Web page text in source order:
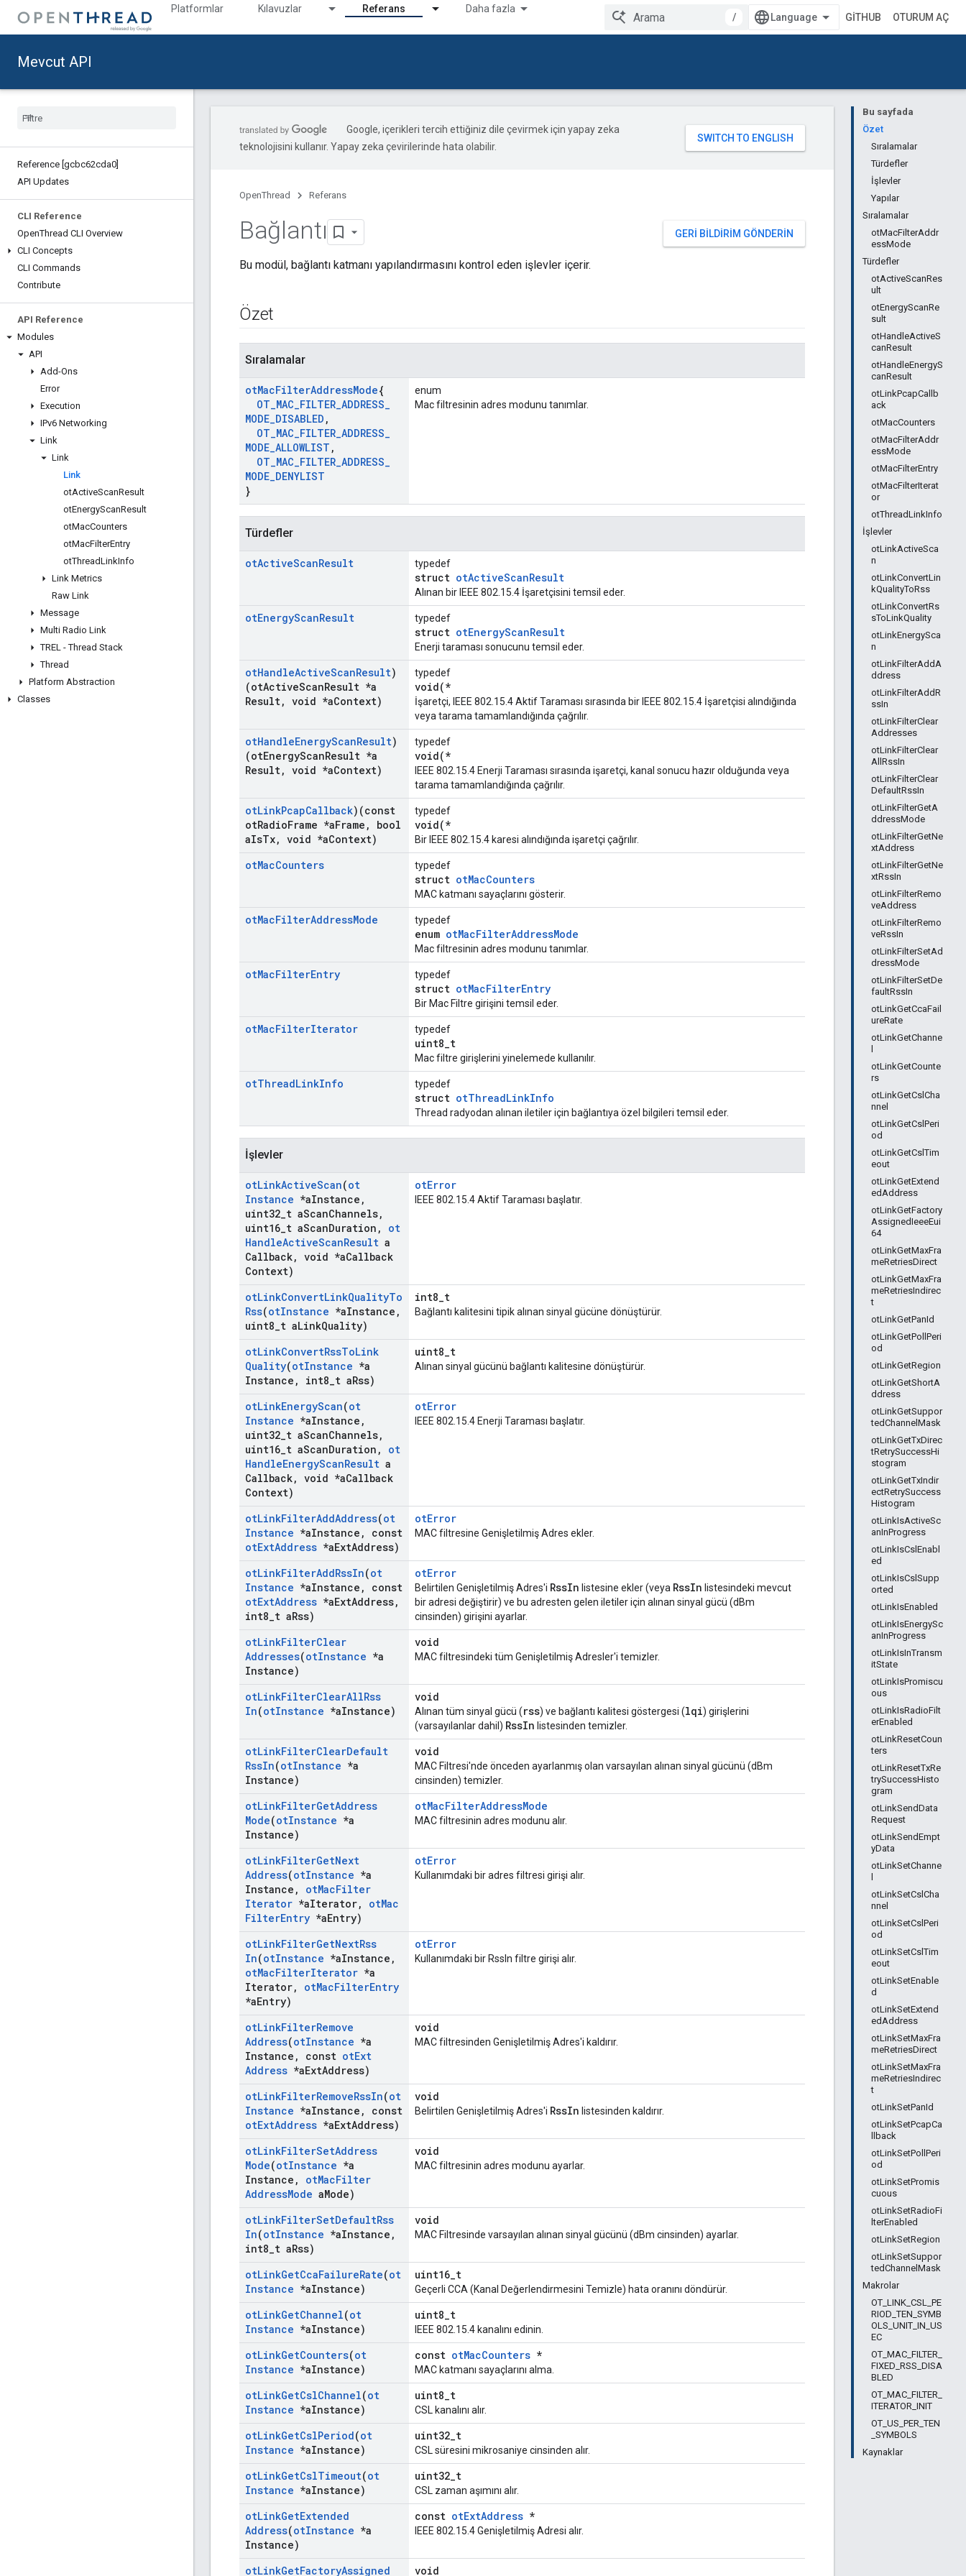
Platformlar Kılavuzlar Referans Daha fazla
/ GITHUB OTURUM AÇ
Mevcut API
Reference [gcbc62cda0]
API Updates
CLI Reference
OpenThread CLI Overview
CLI Concepts
CLI Commands
Contribute
API Reference
Modules
API
Add-Ons
Error
Execution
IPv6 Networking
Link
Link
Link
otActiveScanResult
otEnergyScanResult
otMacCounters
otMacFilterEntry
otThreadLinkInfo
Link Metrics
Raw Link
Message
Multi Radio Link
TREL - Thread Stack
Thread
Platform Abstraction
Classes
Bu sayfada
Özet
Sıralamalar
Türdefler
İşlevler
Yapılar
Sıralamalar
otMacFilterAddr
essMode
Türdefler
otActiveScanRes
ult
otEnergyScanRe
sult
otHandleActiveS
canResult
otHandleEnergyS
canResult
otLinkPcapCallb
ack
otMacCounters
otMacFilterAddr
essMode
otMacFilterEntry
otMacFilterIterat
or
otThreadLinkInfo
İşlevler
otLinkActiveSca
n
otLinkConvertLin
kQualityToRss
otLinkConvertRs
sToLinkQuality
otLinkEnergySca
n
otLinkFilterAddA
ddress
otLinkFilterAddR
ssIn
otLinkFilterClear
Addresses
otLinkFilterClear
AllRssIn
otLinkFilterClear
DefaultRssIn
otLinkFilterGetA
ddressMode
otLinkFilterGetNe
xtAddress
otLinkFilterGetNe
xtRssIn
otLinkFilterRemo
veAddress
otLinkFilterRemo
veRssIn
otLinkFilterSetAd
dressMode
otLinkFilterSetDe
faultRssIn
otLinkGetCcaFail
ureRate
otLinkGetChanne
otLinkGetCounte
rs
otLinkGetCslCha
nnel
otLinkGetCslPeri
od
otLinkGetCslTim
eout
otLinkGetExtend
edAddress
otLinkGetFactory
AssignedIeeeEui
64
otLinkGetMaxFra
meRetriesDirect
otLinkGetMaxFra
meRetriesIndirec
t
otLinkGetPanId
otLinkGetPollPeri
od
otLinkGetRegion
otLinkGetShortA
ddress
otLinkGetSuppor
tedChannelMask
otLinkGetTxDirec
tRetrySuccessHi
stogram
otLinkGetTxIndir
ectRetrySuccess
Histogram
otLinkIsActiveSc
anInProgress
otLinkIsCslEnabl
ed
otLinkIsCslSupp
orted
otLinkIsEnabled
otLinkIsEnergySc
anInProgress
otLinkIsInTransm
itState
otLinkIsPromiscu
ous
otLinkIsRadioFilt
erEnabled
otLinkResetCoun
ters
otLinkResetTxRe
trySuccessHisto
gram
otLinkSendData
Request
otLinkSendEmpt
yData
otLinkSetChanne
otLinkSetCslCha
nnel
otLinkSetCslPeri
od
otLinkSetCslTim
eout
otLinkSetEnable
d
otLinkSetExtend
edAddress
otLinkSetMaxFra
meRetriesDirect
otLinkSetMaxFra
meRetriesIndirec
t
otLinkSetPanId
otLinkSetPcapCa
llback
otLinkSetPollPeri
od
otLinkSetPromis
cuous
otLinkSetRadioFi
lterEnabled
otLinkSetRegion
otLinkSetSuppor
tedChannelMask
Makrolar
OT_LINK_CSL_PE
RIOD_TEN_SYMB
OLS_UNIT_IN_US
EC
OT_MAC_FILTER_
FIXED_RSS_DISA
BLED
OT_MAC_FILTER_
ITERATOR_INIT
OT_US_PER_TEN
_SYMBOLS
Kaynaklar
Google, içerikleri tercih ettiğiniz dile çevirmek için yapay zeka
teknolojisini kullanır. Yapay zeka çevirilerinde hata olabilir.
OpenThread Referans
GERI BILDIRIM GÖNDERIN
Bağlantı
Bu modül, bağlantı katmanı yapılandırmasını kontrol eden işlevler içerir.
Özet
Sıralamalar
otMacFilterAddressMode{
OT_MAC_FILTER_ADDRESS_
MODE_DISABLED ,
OT_MAC_FILTER_ADDRESS_
MODE_ALLOWLIST ,
OT_MAC_FILTER_ADDRESS_
MODE_DENYLIST
}
enum
Mac filtresinin adres modunu tanımlar.
Türdefler
otActiveScanResult typedef
struct otActiveScanResult
Alınan bir IEEE 802.15.4 İşaretçisini temsil eder.
otEnergyScanResult typedef
struct otEnergyScanResult
Enerji taraması sonucunu temsil eder.
otHandleActiveScanResult)
(otActiveScanResult *a
Result, void *aContext)
typedef
void(*
İşaretçi, IEEE 802.15.4 Aktif Taraması sırasında bir IEEE 802.15.4 İşaretçisi alındığında
veya tarama tamamlandığında çağrılır.
otHandleEnergyScanResult)
(otEnergyScanResult *a
Result, void *aContext)
typedef
void(*
IEEE 802.15.4 Enerji Taraması sırasında işaretçi, kanal sonucu hazır olduğunda veya
tarama tamamlandığında çağrılır.
otLinkPcapCallback)(const
otRadioFrame *aFrame ,
bool
aIsTx, void *aContext)
typedef
void(*
Bir IEEE 802.15.4 karesi alındığında işaretçi çağrılır.
otMacCounters typedef
struct otMacCounters
MAC katmanı sayaçlarını gösterir.
otMacFilterAddressMode typedef
enum otMacFilterAddressMode
Mac filtresinin adres modunu tanımlar.
otMacFilterEntry typedef
struct otMacFilterEntry
Bir Mac Filtre girişini temsil eder.
otMacFilterIterator typedef
uint8_t
Mac filtre girişlerini yinelemede kullanılır.
otThreadLinkInfo typedef
struct otThreadLinkInfo
Thread radyodan alınan iletiler için bağlantıya özel bilgileri temsil eder.
İşlevler
otLinkActiveScan(ot
Instance *aInstance ,
uint32 t aScanChannels,
uint16 t aScanDuration ,
ot
HandleActiveScanResult a
Callback, void *aCallback
Context)
otError
IEEE 802.15.4 Aktif Taraması başlatır.
otLinkConvertLinkQualityTo
Rss(otInstance *aInstance ,
uint8 t aLinkQuality)
int8_t
Bağlantı kalitesini tipik alınan sinyal gücüne dönüştürür.
otLinkConvertRssToLink
Quality(otInstance *a
Instance , int8 t aRss)
uint8_t
Alınan sinyal gücünü bağlantı kalitesine dönüştürür.
otLinkEnergyScan(ot
Instance *aInstance ,
uint32 t aScanChannels,
uint16 t aScanDuration ,
ot
HandleEnergyScanResult a
Callback, void *aCallback
Context)
otError
IEEE 802.15.4 Enerji Taraması başlatır.
otLinkFilterAddAddress(ot
Instance *aInstance ,
const
otExtAddress *aExtAddress)
otError
MAC filtresine Genişletilmiş Adres ekler.
otLinkFilterAddRssIn(ot
Instance *aInstance ,
const
otExtAddress *aExtAddress,
int8 t aRss)
otError
Belirtilen Genişletilmiş Adres'i RssIn listesine ekler (veya RssIn listesindeki mevcut
bir adresi değiştirir) ve bu adresten gelen iletiler için alınan sinyal gücü (dBm
cinsinden) girişini ayarlar.
otLinkFilterClear
Addresses(otInstance *a
Instance)
void
MAC filtresindeki tüm Genişletilmiş Adresler'i temizler.
otLinkFilterClearAllRss
In(otInstance *aInstance)
void
Alınan tüm sinyal gücü (rss) ve bağlantı kalitesi göstergesi (lqi) girişlerini
(varsayılanlar dahil) RssIn listesinden temizler.
otLinkFilterClearDefault
RssIn(otInstance *a
Instance)
void
MAC Filtresi'nde önceden ayarlanmış olan varsayılan alınan sinyal gücünü (dBm
cinsinden) temizler.
otLinkFilterGetAddress
Mode(otInstance *a
Instance)
otMacFilterAddressMode
MAC filtresinin adres modunu alır.
otLinkFilterGetNext
Address(otInstance *a
Instance , otMacFilter
Iterator *aIterator, otMac
FilterEntry *aEntry)
otError
Kullanımdaki bir adres filtresi girişi alır.
otLinkFilterGetNextRss
In(otInstance *aInstance ,
otMacFilterIterator *a
Iterator, otMacFilterEntry
*aEntry)
otError
Kullanımdaki bir RssIn filtre girişi alır.
otLinkFilterRemove
Address(otInstance *a
Instance , const otExt
Address *aExtAddress)
void
MAC filtresinden Genişletilmiş Adres'i kaldırır.
otLinkFilterRemoveRssIn(ot
Instance *aInstance ,
const
otExtAddress *aExtAddress)
void
Belirtilen Genişletilmiş Adres'i RssIn listesinden kaldırır.
otLinkFilterSetAddress
Mode(otInstance *a
Instance , otMacFilter
AddressMode aMode)
void
MAC filtresinin adres modunu ayarlar.
otLinkFilterSetDefaultRss
In(otInstance *aInstance ,
int8 t aRss)
void
MAC Filtresinde varsayılan alınan sinyal gücünü (dBm cinsinden) ayarlar.
otLinkGetCcaFailureRate(ot
Instance *aInstance)
uint16_t
Geçerli CCA (Kanal Değerlendirmesini Temizle) hata oranını döndürür.
otLinkGetChannel(ot
Instance *aInstance)
uint8_t
IEEE 802.15.4 kanalını edinin.
otLinkGetCounters(ot
Instance *aInstance)
const otMacCounters *
MAC katmanı sayaçlarını alma.
otLinkGetCslChannel(ot
Instance *aInstance)
uint8_t
CSL kanalını alır.
otLinkGetCslPeriod(ot
Instance *aInstance)
uint32_t
CSL süresini mikrosaniye cinsinden alır.
otLinkGetCslTimeout(ot
Instance *aInstance)
uint32_t
CSL zaman aşımını alır.
otLinkGetExtended
Address(otInstance *a
Instance)
const otExtAddress *
IEEE 802.15.4 Genişletilmiş Adresi alır.
otLinkGetFactoryAssigned void